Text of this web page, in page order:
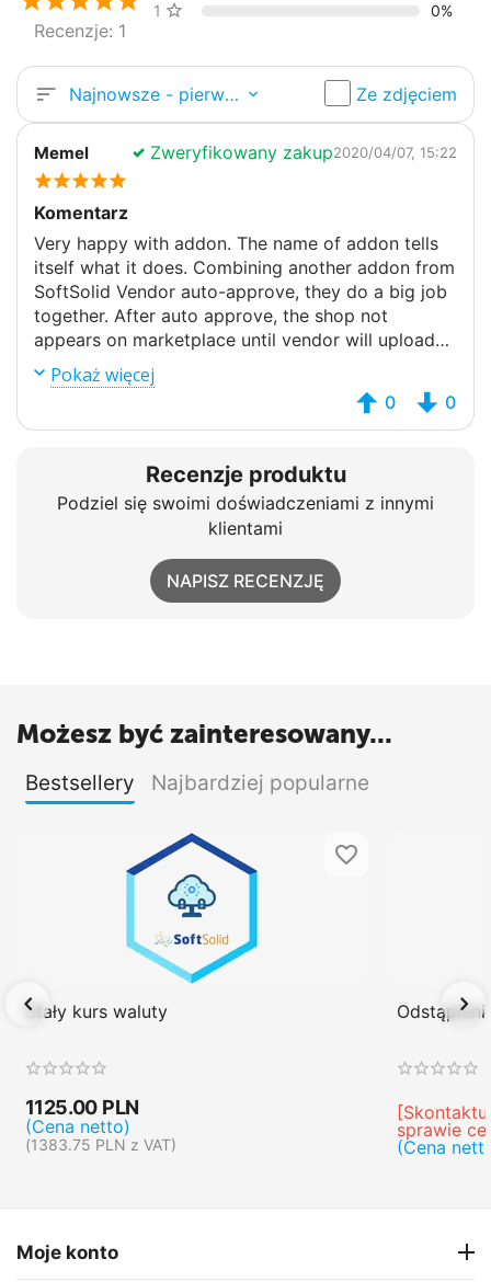
Recenzje: 1
1 gwiazdki
0%
Najnowsze - pierwsze Ze zdjęciem
Memel Zweryfikowany zakup2020/04/07, 15:22
Komentarz
Very happy with addon. The name of addon tells
itself what it does. Combining another addon from
SoftSolid Vendor auto-approve, they do a big job
together. After auto approve, the shop not
appears on marketplace until vendor will upload
your setup amount of products. This automation
helps save vendors and yours time. Must have.
Pokaż więcej
0 0
Recenzje produktu
Podziel się swoimi doświadczeniami z innymi
klientami
NAPISZ RECENZJĘ
Możesz być zainteresowany...
Bestsellery Najbardziej popularne
Stały kurs waluty
1125.00 PLN
(Cena netto)
(1383.75 PLN z VAT)
sprawie
(Cena
Moje konto